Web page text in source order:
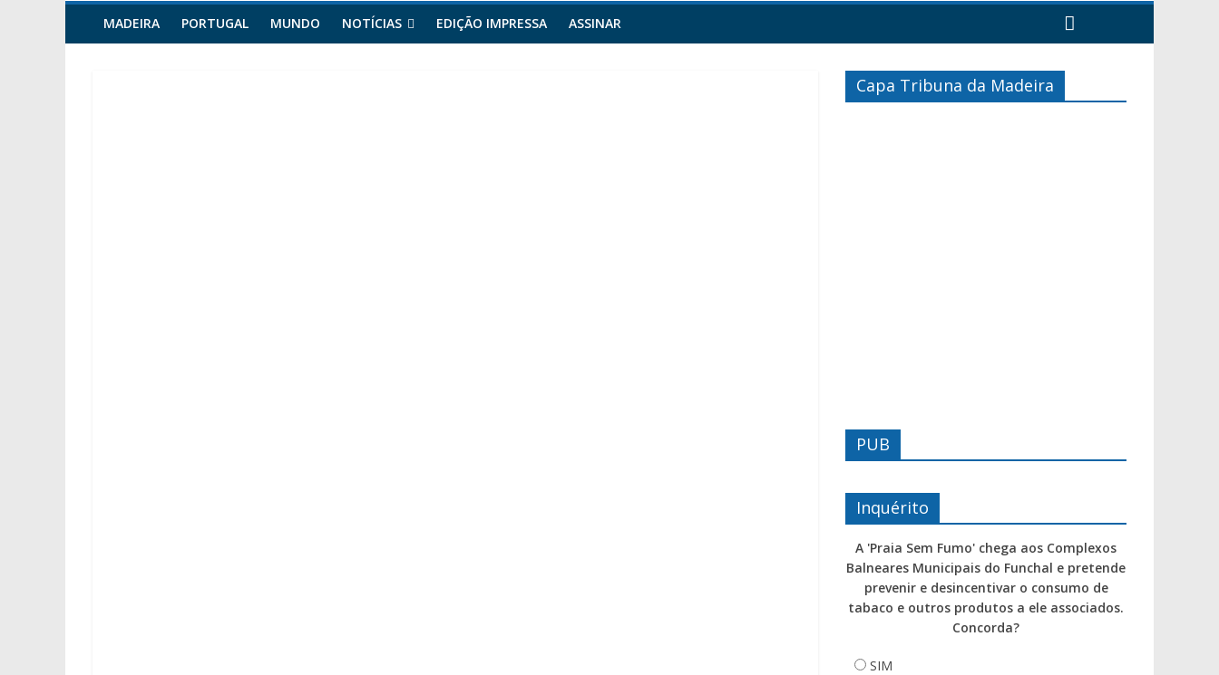
MADEIRA PORTUGAL MUNDO NOTÍCIAS EDIÇÃO IMPRESSA ASSINAR
Capa Tribuna da Madeira
PUB
Inquérito
A 'Praia Sem Fumo' chega aos Complexos
Balneares Municipais do Funchal e pretende
prevenir e desincentivar o consumo de
tabaco e outros produtos a ele associados.
Concorda?
SIM